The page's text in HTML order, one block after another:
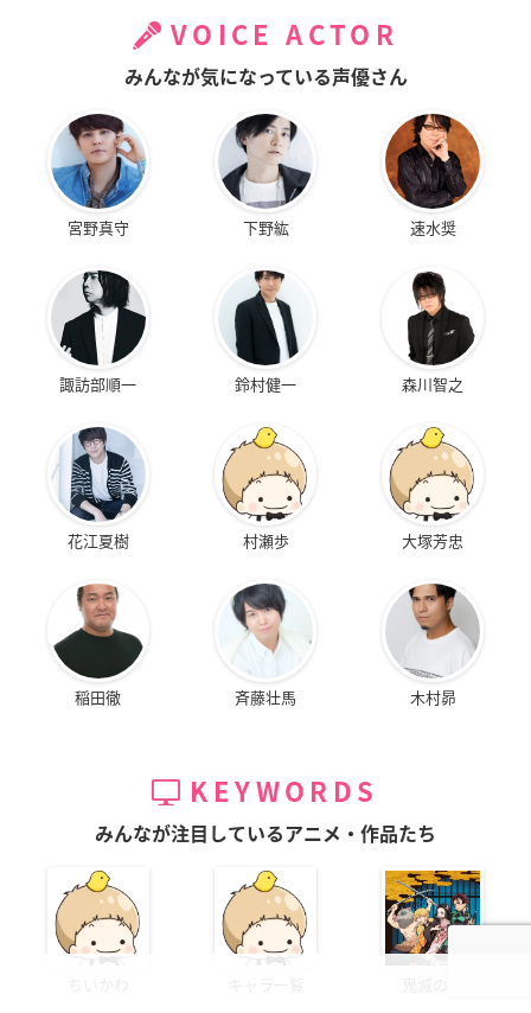
VOICE ACTOR
みんなが気になっている声優さん
宮野真守 下野紘 速水奨
諏訪部順一 鈴村健一 森川智之
花江夏樹 村瀬歩 大塚芳忠
稲田徹 斉藤壮馬 木村昴
KEYWORDS
みんなが注目しているアニメ・作品たち